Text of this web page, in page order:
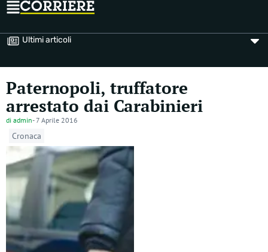
Ultimi articoli
Paternopoli, truffatore
arrestato dai Carabinieri
di admin-7 Aprile 2016
Cronaca